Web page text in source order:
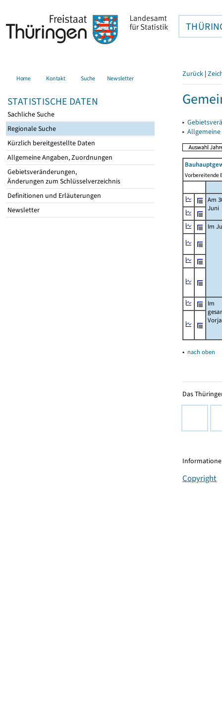
Home Kontakt Suche Newsletter
STATISTISCHE DATEN
Sachliche Suche
Regionale Suche
Kürzlich bereitgestellte Daten
Allgemeine Angaben, Zuordnungen
Gebietsveränderungen,
Änderungen zum Schlüsselverzeichnis
Definitionen und Erläuterungen
Newsletter
Zurück |
▸
▸
Vorbereitende
Am
Juni
Im
Im
▴ nach oben
Das
Copyright